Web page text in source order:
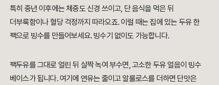
특히 중년 이후에는 체중도 신경 쓰이고, 단 음식을 먹은 뒤
더부룩함이나 혈당 걱정까지 따라오죠. 이럴 때는 집에 있는 두유 한
팩으로 빙수를 만들어보세요. 빙수기 없이도 가능합니다.
팩두유를 그대로 얼린 뒤 살짝 녹여 부수면, 고소한 두유 얼음이 빙수
베이스가 됩니다. 여기에 연유는 줄이고 알룰로스를 더하면 단맛은